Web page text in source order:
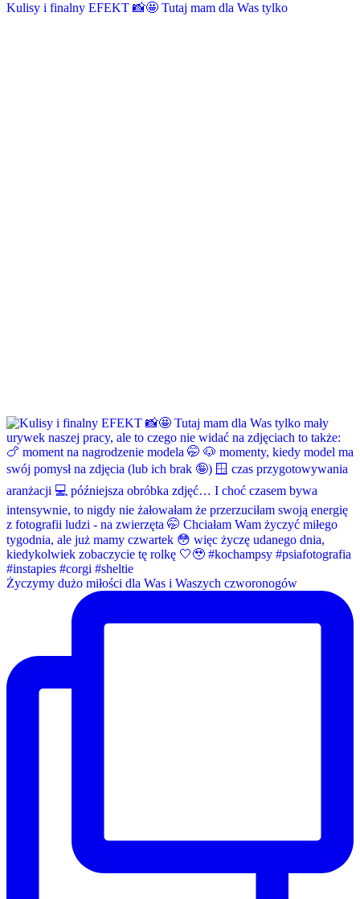
Kulisy i finalny EFEKT 📸🤩 Tutaj mam dla Was tylko
Życzymy dużo miłości dla Was i Waszych czworonogów